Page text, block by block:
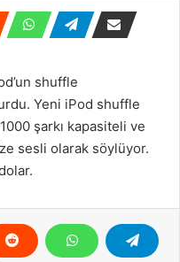
shuffle
Yeni iPod shuffle
şarkı kapasiteli ve
sesli olarak söylüyor.